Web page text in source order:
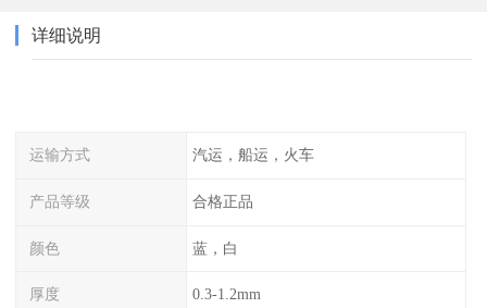
详细说明
运输方式 汽运，船运，火车
产品等级 合格正品
颜色 蓝，白
厚度 0.3-1.2mm